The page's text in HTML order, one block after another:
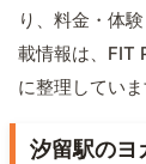
り、料金・体
載情報は、FIT
に整理していま
汐留駅のヨ